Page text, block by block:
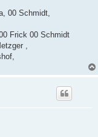
00 Schmidt,
Frick 00 Schmidt
,